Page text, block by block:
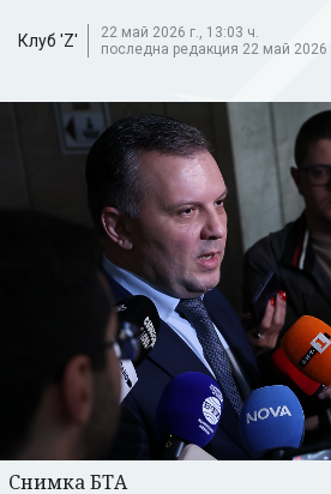
Клуб 'Z'
22 май 2026 г., 13:03 ч.
последна редакция 22 май 2026
Снимка БТА